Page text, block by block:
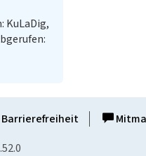
KuLaDig,
Barrierefreiheit